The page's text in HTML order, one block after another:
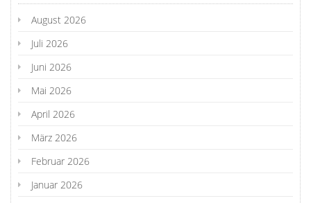
August 2026
Juli 2026
Juni 2026
Mai 2026
April 2026
März 2026
Februar 2026
Januar 2026